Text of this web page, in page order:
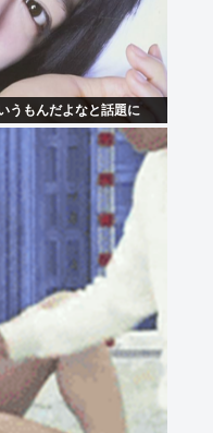
うもんだよなと話題に